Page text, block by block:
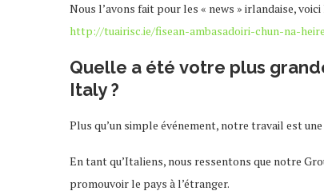
Nous l’avons fait pour les « news » irlandaise,
http://tuairisc.ie/fisean-ambasadoiri-chun-na-
Quelle a été votre plus
Italy ?
Plus qu’un simple événement, notre travail est
En tant qu’Italiens, nous ressentons que notre
promouvoir le pays à l’étranger.